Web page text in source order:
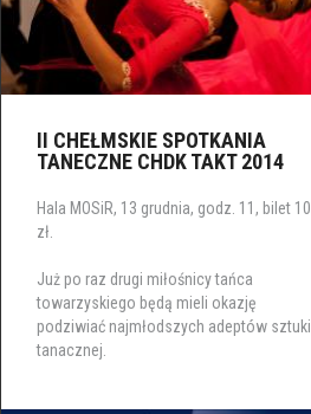
II CHEŁMSKIE SPOTKANIA
TANECZNE CHDK TAKT 2014
Hala MOSiR, 13 grudnia, godz. 11, bilet 10
zł.
Już po raz drugi miłośnicy tańca
towarzyskiego będą mieli okazję
podziwiać najmłodszych adeptów sztuki
tanacznej.